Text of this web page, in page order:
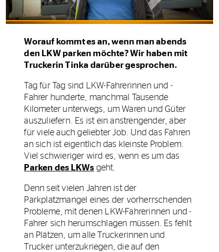
Worauf kommt es an, wenn man abends
den LKW parken möchte? Wir haben mit
Truckerin Tinka darüber gesprochen.
Tag für Tag sind LKW-Fahrerinnen und -
Fahrer hunderte, manchmal Tausende
Kilometer unterwegs, um Waren und Güter
auszuliefern. Es ist ein anstrengender, aber
für viele auch geliebter Job. Und das Fahren
an sich ist eigentlich das kleinste Problem.
Viel schwieriger wird es, wenn es um das
Parken des LKWs geht.
Denn seit vielen Jahren ist der
Parkplatzmangel eines der vorherrschenden
Probleme, mit denen LKW-Fahrerinnen und -
Fahrer sich herumschlagen müssen. Es fehlt
an Plätzen, um alle Truckerinnen und
Trucker unterzukriegen, die auf den